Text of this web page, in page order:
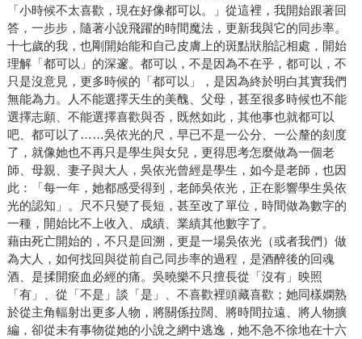
「小時候不太喜歡，現在好像都可以。」從這裡，我開始跟著回
答，一步步，隨著小說飛躍的時間魔法，更新我與它的同步率。
十七歲的我，也剛開始能和自己皮膚上的斑點狀胎記相處，開始
理解「都可以」的深邃。都可以，不是因為不在乎，都可以，不
只是沒意見，更多時候的「都可以」，是因為終於明白其實我們
無能為力。人不能選擇天生的美醜、父母，甚至很多時候也不能
選擇志願、不能選擇喜歡與否，既然如此，其他事也就都可以
吧、都可以了……吳依光的尺，早已不是一公分、一公釐的刻度
了，就像她也不再只是學生與女兒，更得思考怎麼做為一個老
師、母親、妻子與大人，吳依光曾經是學生，如今是老師，也因
此：「每一年，她都感受得到，老師吳依光，正在影響學生吳依
光的認知」。尺不只變了長短，甚至改了單位，時間做為數字的
一種，開始比不上收入、成績、業績其他數字了。
藉由死亡開始的，不只是回溯，更是一場吳依光（或者我們）做
為大人，如何找回與從前自己同步率的過程，是酒醉後的回魂
酒、是揉開瘀血必經的痛。吳曉樂不只擅長從「沒有」映照
「有」、從「不是」談「是」、不喜歡裡頭藏喜歡；她同樣嫻熟
於從主角輻射出更多人物，將關係拉闊、將時間拉遠、將人物擴
編，卻從未有事物從她的小說之網中逃逸，她不急不徐地在十六